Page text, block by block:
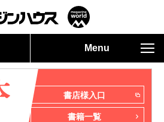
Menu
書店様入口
書籍一覧